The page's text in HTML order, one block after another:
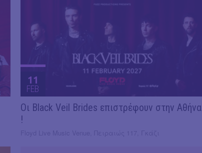
11
FEB
Οι Black Veil Brides επιστρέφουν στην Αθήνα
!